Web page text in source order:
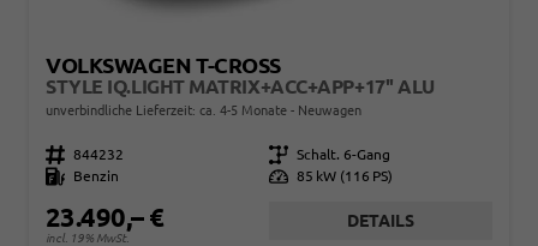
VOLKSWAGEN T-CROSS
STYLE IQ.LIGHT MATRIX+ACC+APP+17'' ALU
unverbindliche Lieferzeit: ca. 4-5 Monate Neuwagen
Fahrzeugnr. 844232 Getriebe Schalt. 6-Gang
Kraftstoff
Benzin Leistung 85 kW (116 PS)
23.490,– €
incl. 19% MwSt.
DETAILS